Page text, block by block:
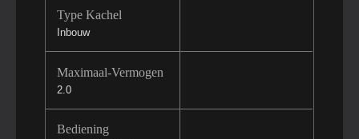
Type Kachel
Inbouw
Maximaal-Vermogen
2.0
Bediening